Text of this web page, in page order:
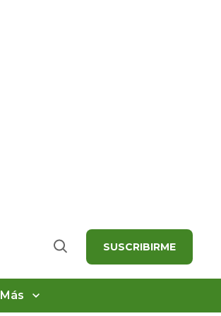
Buscar SUSCRIBIRME
Más